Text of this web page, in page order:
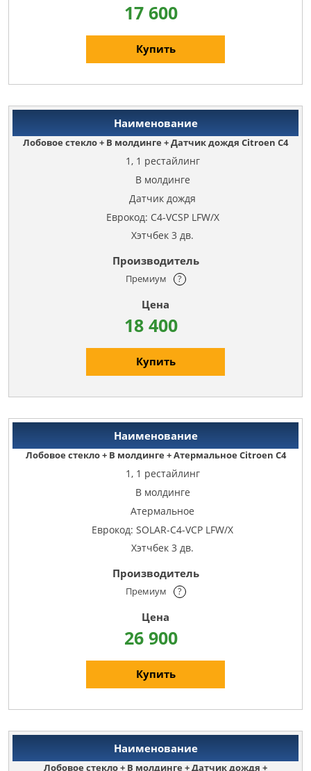
17 600
Купить
Лобовое стекло + В молдинге + Датчик дождя Citroen C4
1, 1 рестайлинг
В молдинге
Датчик дождя
Еврокод: C4-VCSP LFW/X
Хэтчбек 3 дв.
Премиум ?
18 400
Купить
Лобовое стекло + В молдинге + Атермальное Citroen C4
1, 1 рестайлинг
В молдинге
Атермальное
Еврокод: SOLAR-C4-VCP LFW/X
Хэтчбек 3 дв.
Премиум ?
26 900
Купить
Лобовое стекло + В молдинге + Датчик дождя +